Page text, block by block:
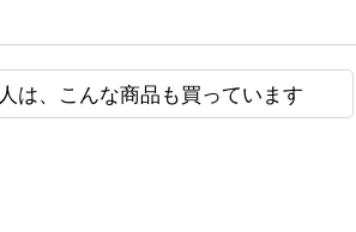
は、こんな商品も買っています